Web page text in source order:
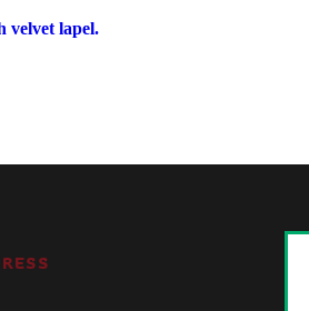
velvet lapel.